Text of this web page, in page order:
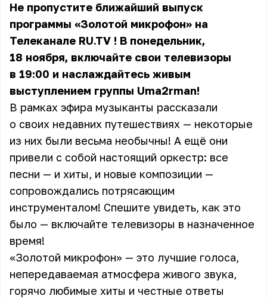
Не пропустите ближайший выпуск
программы «Золотой микрофон» на
Телеканале RU.TV ! В понедельник,
18 ноября, включайте свои телевизоры
в 19:00 и наслаждайтесь живым
выступлением группы Uma2rman!
В рамках эфира музыканты рассказали
о своих недавних путешествиях — некоторые
из них были весьма необычны! А ещё они
привели с собой настоящий оркестр: все
песни — и хиты, и новые композиции —
сопровождались потрясающим
инструменталом! Спешите увидеть, как это
было — включайте телевизоры в назначенное
время!
«Золотой микрофон» — это лучшие голоса,
непередаваемая атмосфера живого звука,
горячо любимые хиты и честные ответы